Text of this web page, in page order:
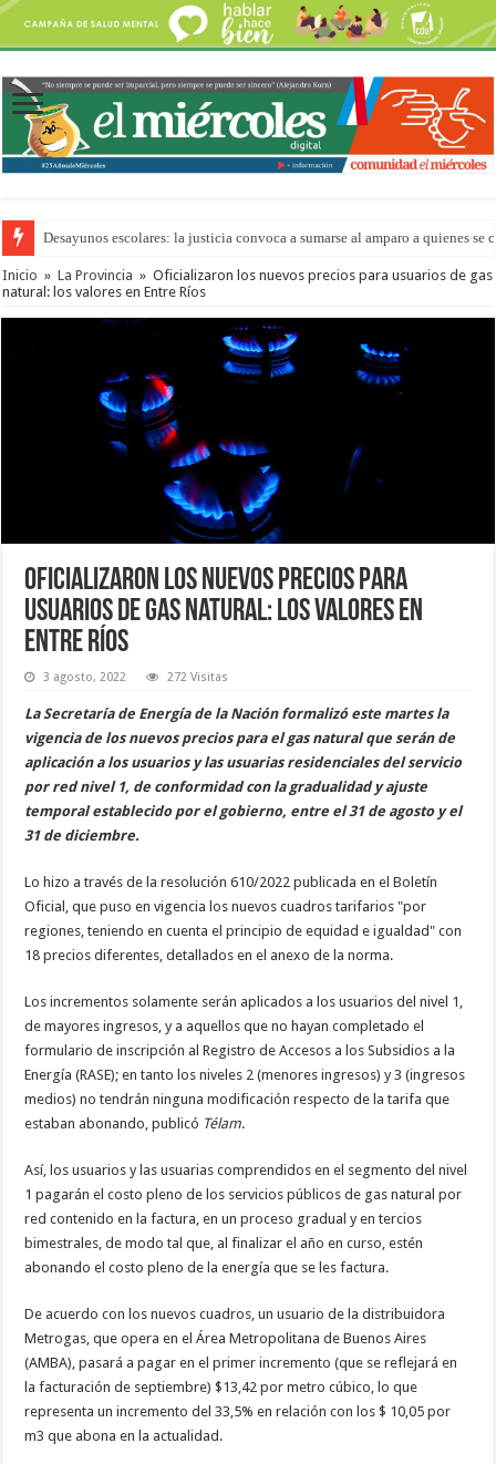
Desayunos escolares: la justicia convoca a sumarse al amparo a quienes se
Inicio » La Provincia » Oficializaron los nuevos precios para usuarios de gas
natural: los valores en Entre Ríos
Oficializaron los nuevos precios para
usuarios de gas natural: los valores en
Entre Ríos
3 agosto, 2022 272 Visitas
La Secretaría de Energía de la Nación formalizó este martes la
vigencia de los nuevos precios para el gas natural que serán de
aplicación a los usuarios y las usuarias residenciales del servicio
por red nivel 1, de conformidad con la gradualidad y ajuste
temporal establecido por el gobierno, entre el 31 de agosto y el
31 de diciembre.
Lo hizo a través de la resolución 610/2022 publicada en el Boletín
Oficial, que puso en vigencia los nuevos cuadros tarifarios "por
regiones, teniendo en cuenta el principio de equidad e igualdad" con
18 precios diferentes, detallados en el anexo de la norma.
Los incrementos solamente serán aplicados a los usuarios del nivel 1,
de mayores ingresos, y a aquellos que no hayan completado el
formulario de inscripción al Registro de Accesos a los Subsidios a la
Energía (RASE); en tanto los niveles 2 (menores ingresos) y 3 (ingresos
medios) no tendrán ninguna modificación respecto de la tarifa que
estaban abonando, publicó Télam.
Así, los usuarios y las usuarias comprendidos en el segmento del nivel
1 pagarán el costo pleno de los servicios públicos de gas natural por
red contenido en la factura, en un proceso gradual y en tercios
bimestrales, de modo tal que, al finalizar el año en curso, estén
abonando el costo pleno de la energía que se les factura.
De acuerdo con los nuevos cuadros, un usuario de la distribuidora
Metrogas, que opera en el Área Metropolitana de Buenos Aires
(AMBA), pasará a pagar en el primer incremento (que se reflejará en
la facturación de septiembre) $13,42 por metro cúbico, lo que
representa un incremento del 33,5% en relación con los $ 10,05 por
m3 que abona en la actualidad.